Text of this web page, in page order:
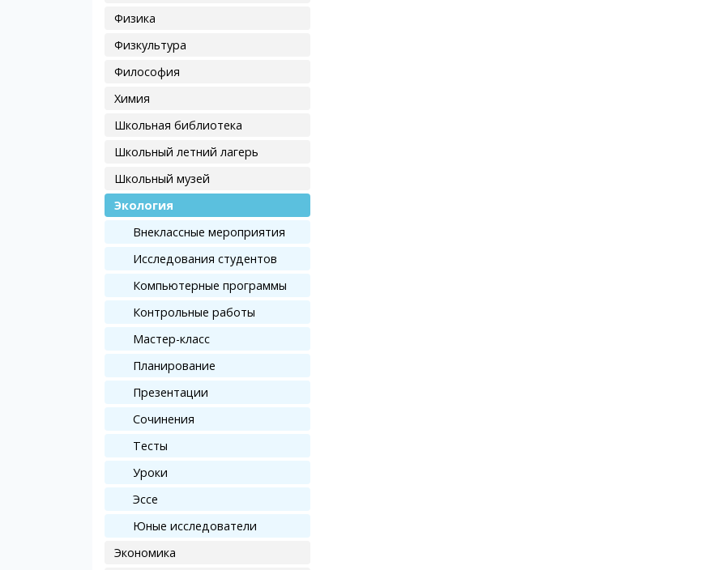
Физика
Физкультура
Философия
Химия
Школьная библиотека
Школьный летний лагерь
Школьный музей
Экология
Внеклассные мероприятия
Исследования студентов
Компьютерные программы
Контрольные работы
Мастер-класс
Планирование
Презентации
Сочинения
Тесты
Уроки
Эссе
Юные исследователи
Экономика